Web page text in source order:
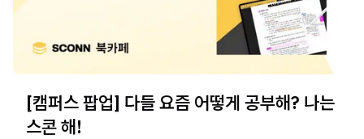
[캠퍼스 팝업] 다들 요즘 어떻게 공부해? 나는
스콘 해!